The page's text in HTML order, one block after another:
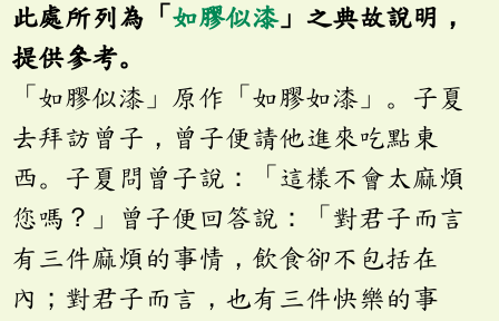
此處所列為「 如膠似漆」之典故說明，
提供參考。
「如膠似漆」原作「如膠如漆」。子夏
去拜訪曾子，曾子便請他進來吃點東
西。子夏問曾子說：「這樣不會太麻煩
您嗎？」曾子便回答說：「對君子而言
有三件麻煩的事情，飲食卻不包括在
內；對君子而言，也有三件快樂的事